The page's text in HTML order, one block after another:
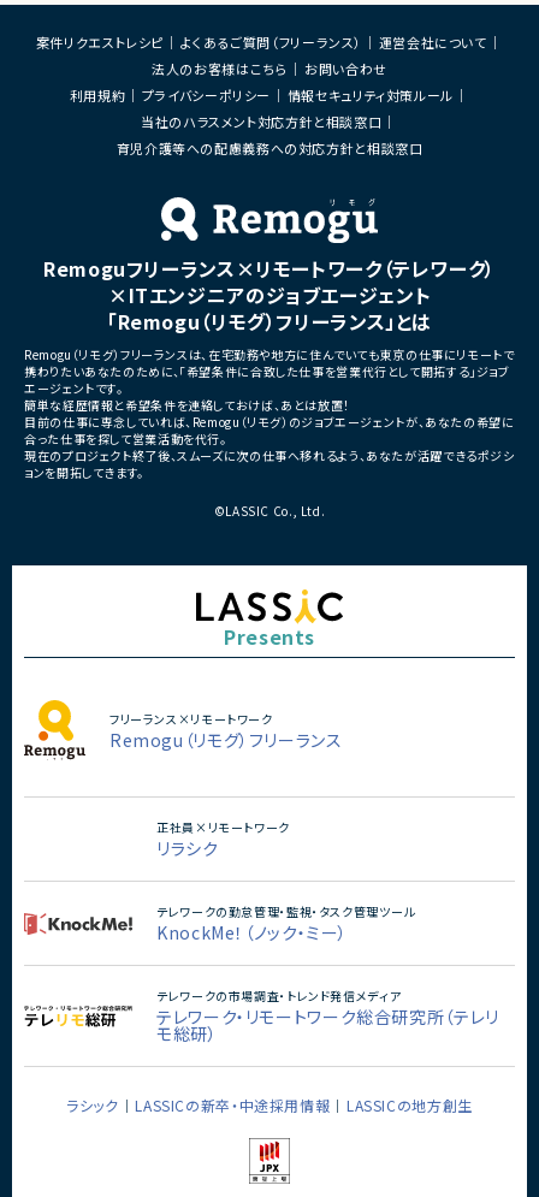
案件リクエストレシピ よくあるご質問（フリーランス）
運営会社について
法人のお客様はこちら
お問い合わせ
利用規約
プライバシーポリシー
情報セキュリティ対策ルール
当社のハラスメント対応方針と相談窓口
育児介護等への配慮義務への対応方針と相談窓口
Remoguフリーランス×リモートワーク（テレワーク）
×ITエンジニアのジョブエージェント
「Remogu（リモグ）フリーランス」とは
Remogu（リモグ）フリーランスは、在宅勤務や地方に住んでいても東京の仕事にリモートで
携わりたいあなたのために、「希望条件に合致した仕事を営業代行として開拓する」ジョブ
エージェントです。
簡単な経歴情報と希望条件を連絡しておけば、あとは放置！
目前の仕事に専念していれば、Remogu（リモグ）のジョブエージェントが、あなたの希望に
合った仕事を探して営業活動を代行。
現在のプロジェクト終了後、スムーズに次の仕事へ移れるよう、あなたが活躍できるポジシ
ョンを開拓してきます。
©LASSIC Co., Ltd.
Presents
フリーランス×リモートワーク
Remogu（リモグ）フリーランス
正社員×リモートワーク
リラシク
テレワークの勤怠管理・監視・タスク管理ツール
KnockMe！（ノック・ミー）
テレワークの市場調査・トレンド発信メディア
テレワーク・リモートワーク総合研究所（テレリ
モ総研）
ラシック LASSICの新卒・中途採用情報 LASSICの地方創生